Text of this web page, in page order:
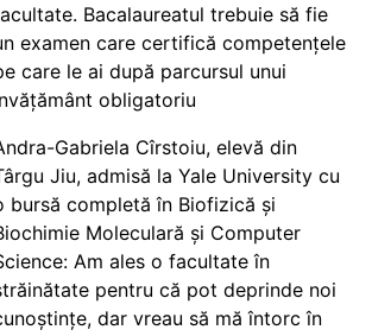
Bacalaureatul trebuie să fie
examen care certifică competențele
care le ai după parcursul unui
obligatoriu
Gabriela Cîrstoiu, elevă din
Jiu, admisă la Yale University cu
bursă completă în Biofizică și
Moleculară și Computer
Am ales o facultate în
pentru că pot deprinde noi
dar vreau să mă întorc în